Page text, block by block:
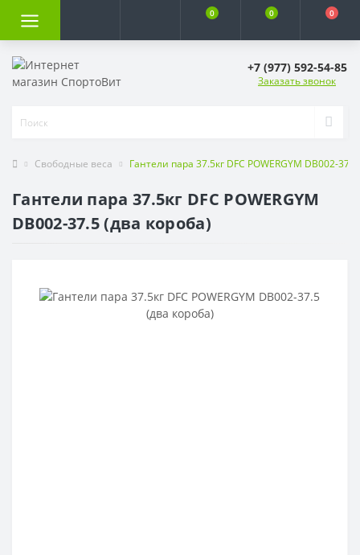
0 0 0
+7 (977) 592-54-85
Заказать звонок
Свободные веса Гантели пара 37.5кг DFC POWERGYM DB002-
Гантели пара 37.5кг DFC POWERGYM
DB002-37.5 (два короба)